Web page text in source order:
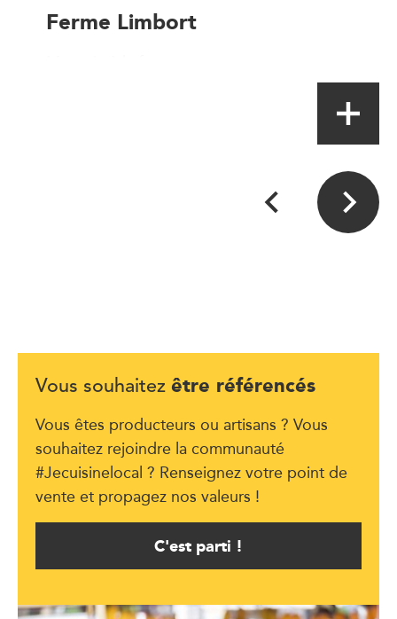
Ferme Limbort
Vous souhaitez être référencés
Vous êtes producteurs ou artisans ? Vous
souhaitez rejoindre la communauté
#Jecuisinelocal ? Renseignez votre point de
vente et propagez nos valeurs !
C'est parti !